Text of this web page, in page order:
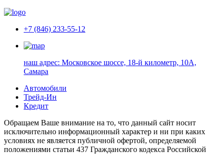
+7 (846) 233-55-12
наш адрес: Московское шоссе, 18-й километр, 10А,
Самара
Автомобили
Трейд-Ин
Кредит
Обращаем Ваше внимание на то, что данный сайт носит
исключительно информационный характер и ни при каких
условиях не является публичной офертой, определяемой
положениями статьи 437 Гражданского кодекса Российской